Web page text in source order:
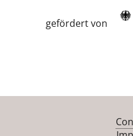
gefördert von